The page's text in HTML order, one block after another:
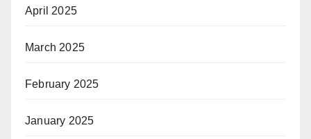
April 2025
March 2025
February 2025
January 2025